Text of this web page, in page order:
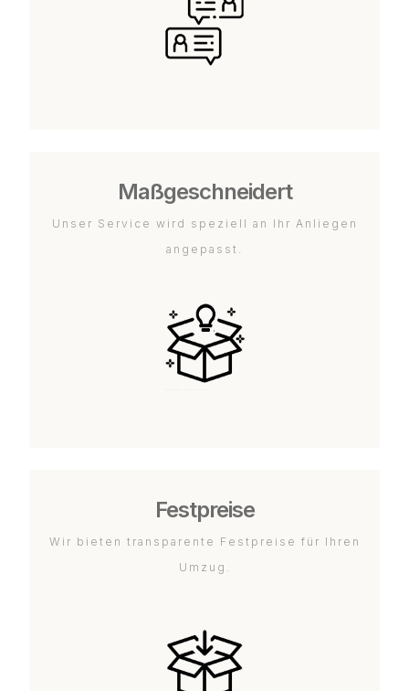
Maßgeschneidert
Unser Service wird speziell an Ihr Anliegen
angepasst.
Festpreise
Wir bieten transparente Festpreise für Ihren
Umzug.